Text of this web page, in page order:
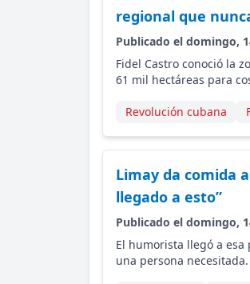
regional que
Publicado el domingo,
Fidel Castro conoció la
61 mil hectáreas para
Revolución cubana
Limay da comida
llegado a esto”
Publicado el domingo,
El humorista llegó a
una persona necesitada.